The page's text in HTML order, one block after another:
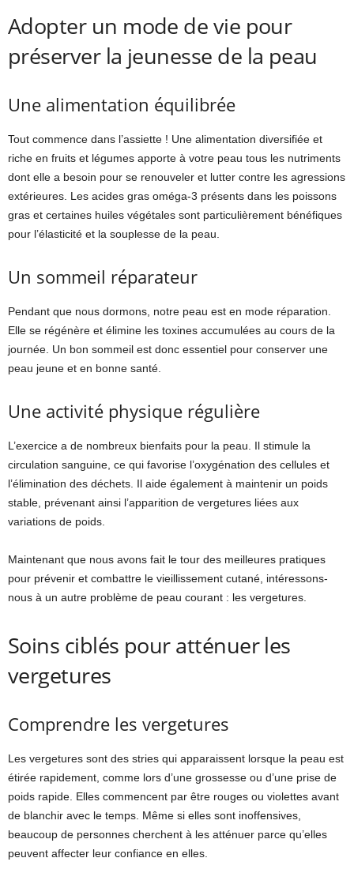
Adopter un mode de vie pour
préserver la jeunesse de la peau
Une alimentation équilibrée
Tout commence dans l’assiette ! Une alimentation diversifiée et
riche en fruits et légumes apporte à votre peau tous les nutriments
dont elle a besoin pour se renouveler et lutter contre les agressions
extérieures. Les acides gras oméga-3 présents dans les poissons
gras et certaines huiles végétales sont particulièrement bénéfiques
pour l’élasticité et la souplesse de la peau.
Un sommeil réparateur
Pendant que nous dormons, notre peau est en mode réparation.
Elle se régénère et élimine les toxines accumulées au cours de la
journée. Un bon sommeil est donc essentiel pour conserver une
peau jeune et en bonne santé.
Une activité physique régulière
L’exercice a de nombreux bienfaits pour la peau. Il stimule la
circulation sanguine, ce qui favorise l’oxygénation des cellules et
l’élimination des déchets. Il aide également à maintenir un poids
stable, prévenant ainsi l’apparition de vergetures liées aux
variations de poids.
Maintenant que nous avons fait le tour des meilleures pratiques
pour prévenir et combattre le vieillissement cutané, intéressons-
nous à un autre problème de peau courant : les vergetures.
Soins ciblés pour atténuer les
vergetures
Comprendre les vergetures
Les vergetures sont des stries qui apparaissent lorsque la peau est
étirée rapidement, comme lors d’une grossesse ou d’une prise de
poids rapide. Elles commencent par être rouges ou violettes avant
de blanchir avec le temps. Même si elles sont inoffensives,
beaucoup de personnes cherchent à les atténuer parce qu’elles
peuvent affecter leur confiance en elles.